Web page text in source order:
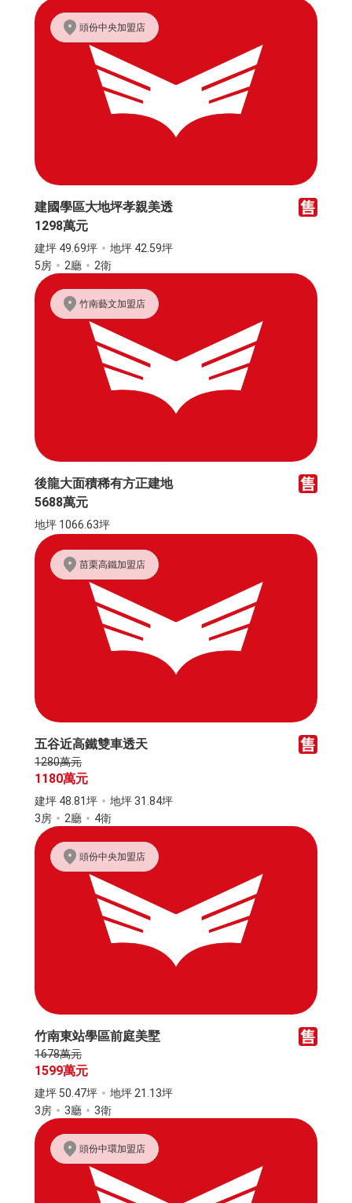
頭份中央加盟店
建國學區大地坪孝親美透
1298萬元
建坪 49.69坪
地坪 42.59坪
5房
2廳 2衛
竹南藝文加盟店
後龍大面積稀有方正建地
5688萬元
地坪 1066.63坪
苗栗高鐵加盟店
五谷近高鐵雙車透天
1280萬元
1180萬元
建坪 48.81坪
地坪 31.84坪
3房
2廳 4衛
頭份中央加盟店
竹南東站學區前庭美墅
1678萬元
1599萬元
建坪 50.47坪
地坪 21.13坪
3房
3廳 3衛
頭份中環加盟店